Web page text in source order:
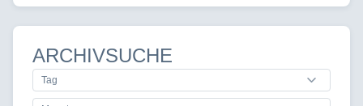
ARCHIVSUCHE